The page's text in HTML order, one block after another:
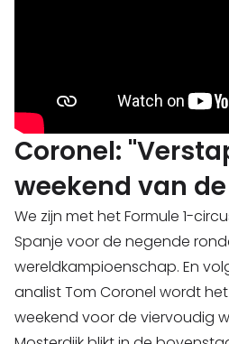
Coronel:
weekend van
We zijn met het Formule 1-
Spanje voor de negende
wereldkampioenschap. En
analist Tom Coronel wordt
weekend voor de viervoudig